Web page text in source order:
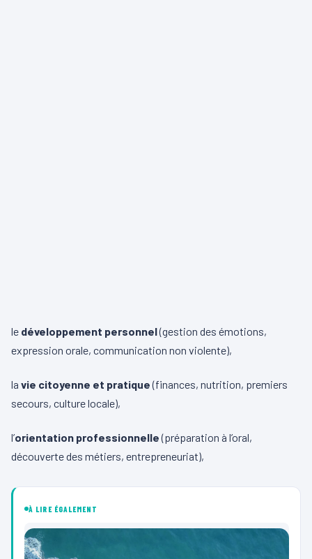
le développement personnel(gestion des émotions,
expression orale, communication non violente),
la vie citoyenne et pratique(finances, nutrition, premiers
secours, culture locale),
l’orientation professionnelle(préparation à l’oral,
découverte des métiers, entrepreneuriat),
À LIRE ÉGALEMENT